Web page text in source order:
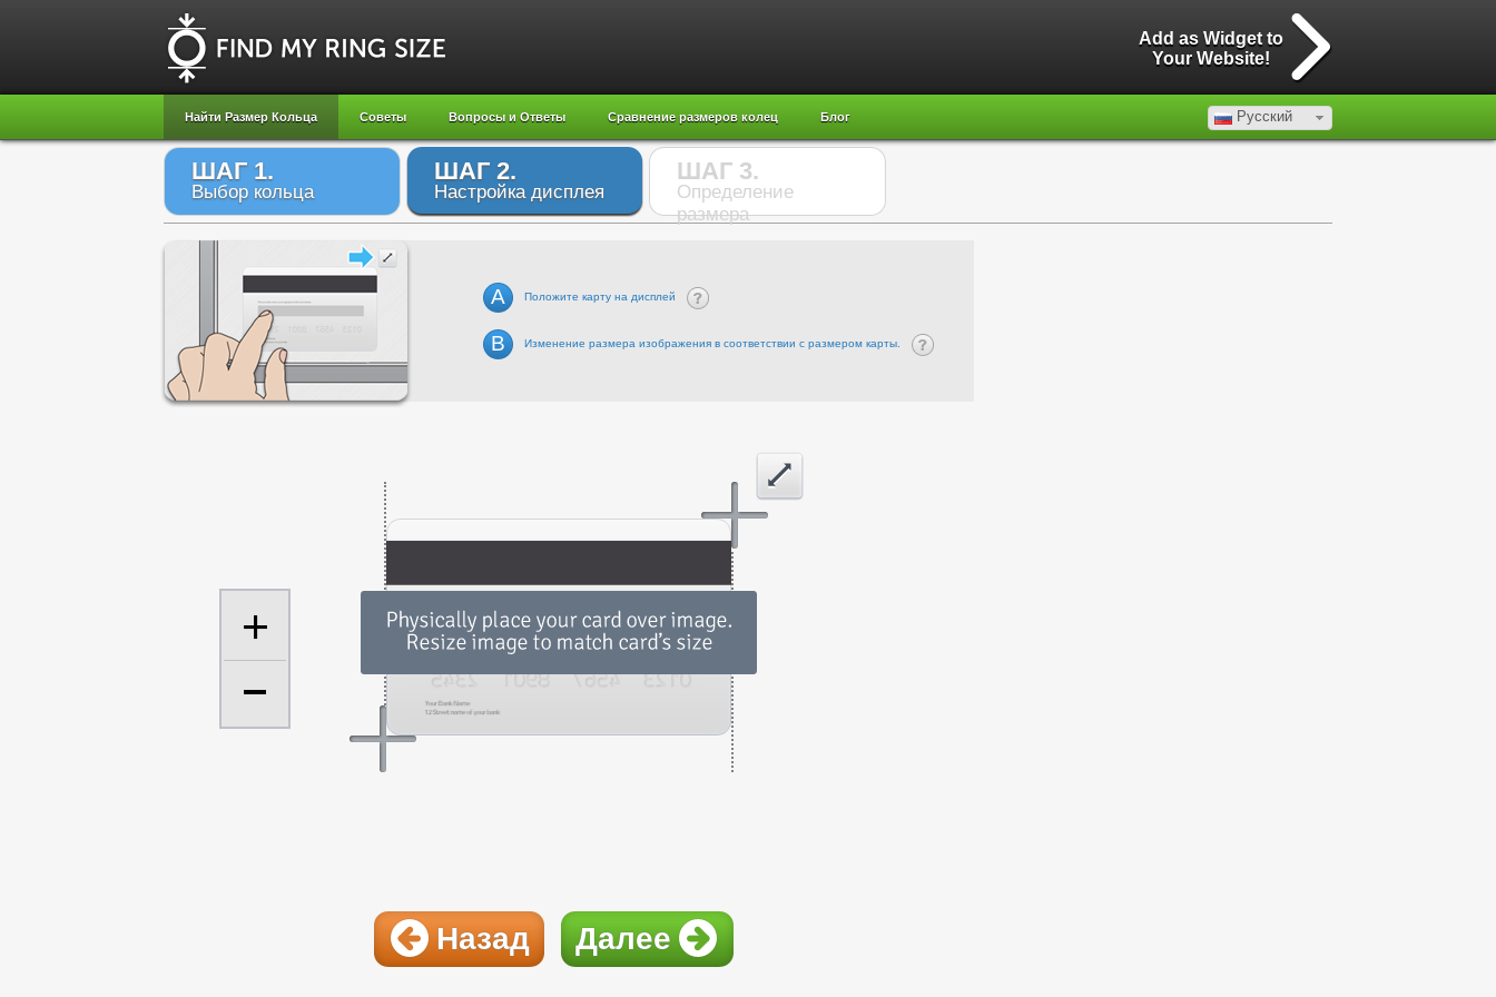
Add as Widget to
Your Website!
Найти Размер Кольца Советы Вопросы и Ответы Сравнение размеров колец Блог Русский
ШАГ 1.
Выбор кольца
ШАГ 2.
Настройка дисплея
ШАГ 3.
Определение
размера
A Положите карту на дисплей
B Изменение размера изображения в соответствии с размером карты.
+
Назад Далее